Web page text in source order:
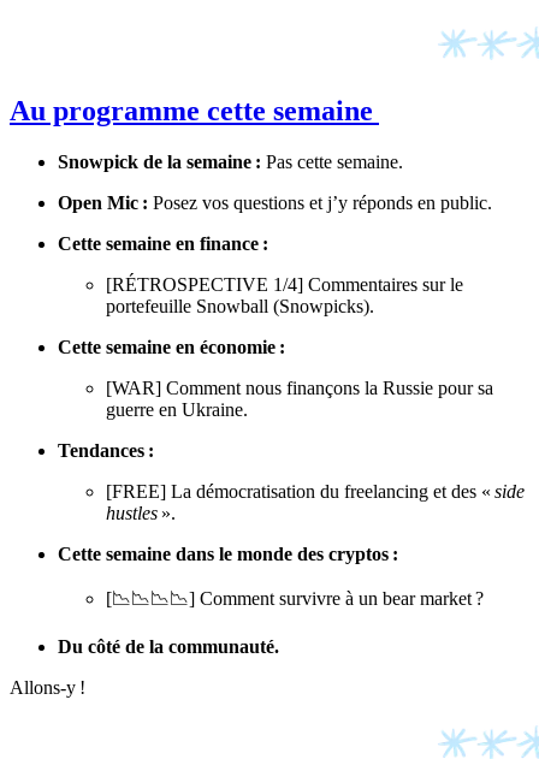
Au programme cette semaine
Snowpick de la semaine : Pas cette semaine.
Open Mic : Posez vos questions et j’y réponds en public.
Cette semaine en finance :
[RÉTROSPECTIVE 1/4] Commentaires sur le
portefeuille Snowball (Snowpicks).
Cette semaine en économie :
[WAR] Comment nous finançons la Russie pour sa
guerre en Ukraine.
Tendances :
[FREE] La démocratisation du freelancing et des « side
hustles ».
Cette semaine dans le monde des cryptos :
[📉📉📉📉] Comment survivre à un bear market ?
Du côté de la communauté.
Allons-y !